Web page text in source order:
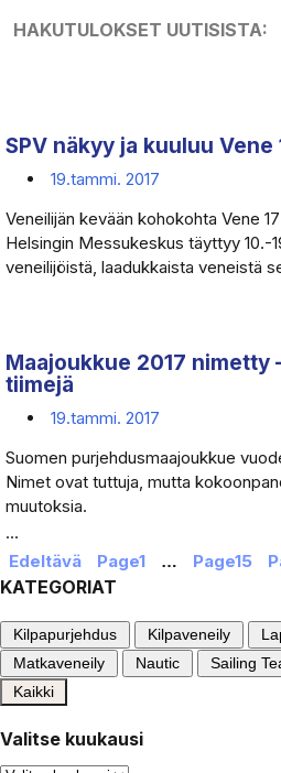
HAKUTULOKSET UUTISISTA:
SPV näkyy ja kuuluu Vene
19.tammi. 2017
Veneilijän kevään kohokohta Vene
Helsingin Messukeskus täyttyy 10.-
veneilijöistä, laadukkaista veneistä
Maajoukkue 2017 nimetty
tiimejä
19.tammi. 2017
Suomen purjehdusmaajoukkue
Nimet ovat tuttuja, mutta
muutoksia.
...
Edeltävä
Page1 … Page15
KATEGORIAT
Kilpapurjehdus Kilpaveneily
Matkaveneily
Nautic Sailing
Kaikki
Valitse kuukausi